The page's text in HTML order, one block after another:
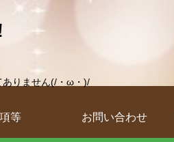
ありません(/・ω・)/
等 お問い合わせ